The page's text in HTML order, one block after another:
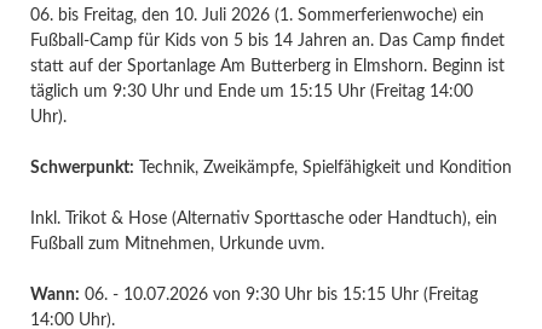
06. bis Freitag, den 10. Juli 2026 (1. Sommerferienwoche) ein
Fußball-Camp für Kids von 5 bis 14 Jahren an. Das Camp findet
statt auf der Sportanlage Am Butterberg in Elmshorn. Beginn ist
täglich um 9:30 Uhr und Ende um 15:15 Uhr (Freitag 14:00
Uhr).
Schwerpunkt: Technik, Zweikämpfe, Spielfähigkeit und Kondition
Inkl. Trikot & Hose (Alternativ Sporttasche oder Handtuch), ein
Fußball zum Mitnehmen, Urkunde uvm.
Wann: 06. - 10.07.2026 von 9:30 Uhr bis 15:15 Uhr (Freitag
14:00 Uhr).